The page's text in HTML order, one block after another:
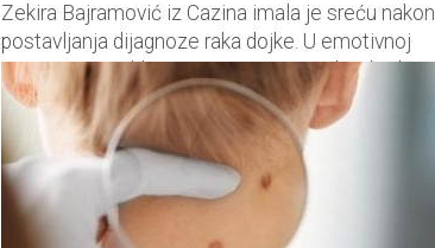
Zekira Bajramović iz Cazina imala je sreću nakon
postavljanja dijagnoze raka dojke. U emotivnoj
ispovijesti istakla je sa čime se suočila u borbi s
ovom bolešću....